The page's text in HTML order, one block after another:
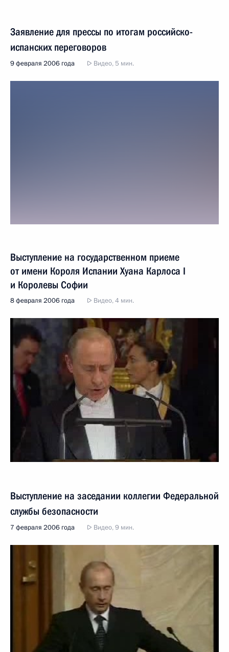
Заявление для прессы по итогам российско-
испанских переговоров
9 февраля 2006 года Видео, 5 мин.
Выступление на государственном приеме
от имени Короля Испании Хуана Карлоса I
и Королевы Софии
8 февраля 2006 года Видео, 4 мин.
Выступление на заседании коллегии Федеральной
службы безопасности
7 февраля 2006 года Видео, 9 мин.